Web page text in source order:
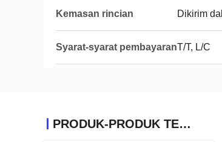
Kemasan rincian Dikirim
Syarat-syarat pembayaranT/T, L/C
PRODUK-PRODUK TERKAIT